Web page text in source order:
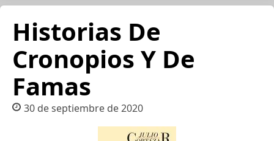
Historias De
Cronopios Y De
Famas
30 de septiembre de 2020